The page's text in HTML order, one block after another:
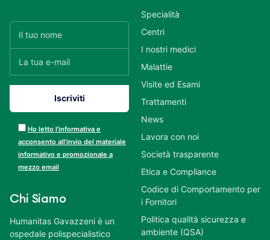
Ho letto l’informativa e
acconsento all’invio del materiale
informativo e promozionale a
mezzo email
Chi Siamo
Humanitas Gavazzeni è un
ospedale polispecialistico
Specialità
Centri
I nostri medici
Malattie
Visite ed Esami
Trattamenti
News
Lavora con noi
Società trasparente
Etica e Compliance
Codice di Comportamento per
i Fornitori
Politica qualità sicurezza e
ambiente (QSA)